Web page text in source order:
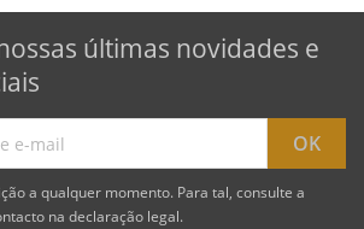
últimas novidades e
a qualquer momento. Para tal, consulte a
na declaração legal.